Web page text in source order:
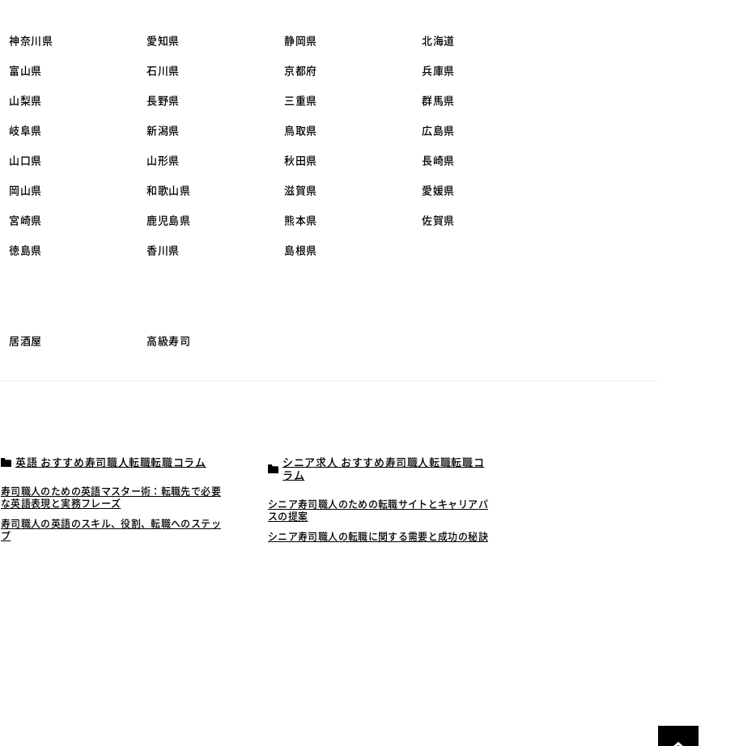
神奈川県 愛知県 静岡県 北海道
富山県 石川県 京都府 兵庫県
山梨県 長野県 三重県 群馬県
岐阜県 新潟県 鳥取県 広島県
山口県 山形県 秋田県 長崎県
岡山県 和歌山県 滋賀県 愛媛県
宮崎県 鹿児島県 熊本県 佐賀県
徳島県 香川県 島根県
居酒屋 高級寿司
英語 おすすめ寿司職人転職転職コラム
寿司職人のための英語マスター術：転職先で必要
な英語表現と実務フレーズ
寿司職人の英語のスキル、役割、転職へのステッ
プ
シニア求人 おすすめ寿司職人転職転職コ
ラム
シニア寿司職人のための転職サイトとキャリアパ
スの提案
シニア寿司職人の転職に関する需要と成功の秘訣